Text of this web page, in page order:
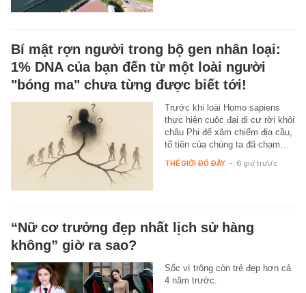
Bí mật rợn người trong bộ gen nhân loại:
1% DNA của bạn đến từ một loài người
"bóng ma" chưa từng được biết tới!
Trước khi loài Homo sapiens
thực hiện cuộc đại di cư rời khỏi
châu Phi để xâm chiếm địa cầu,
tổ tiên của chúng ta đã chạm…
THẾ GIỚI ĐÓ ĐÂY - 6 giờ trước
“Nữ cơ trưởng đẹp nhất lịch sử hàng
không” giờ ra sao?
Sốc vì trông còn trẻ đẹp hơn cả
4 năm trước.